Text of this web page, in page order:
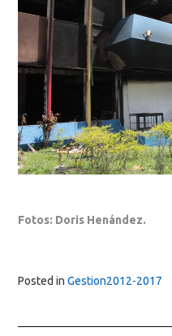
Fotos: Doris Henández.
Posted in Gestion2012-2017